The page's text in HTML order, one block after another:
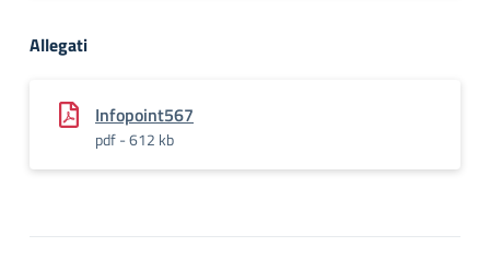
Allegati
Infopoint567
pdf - 612 kb